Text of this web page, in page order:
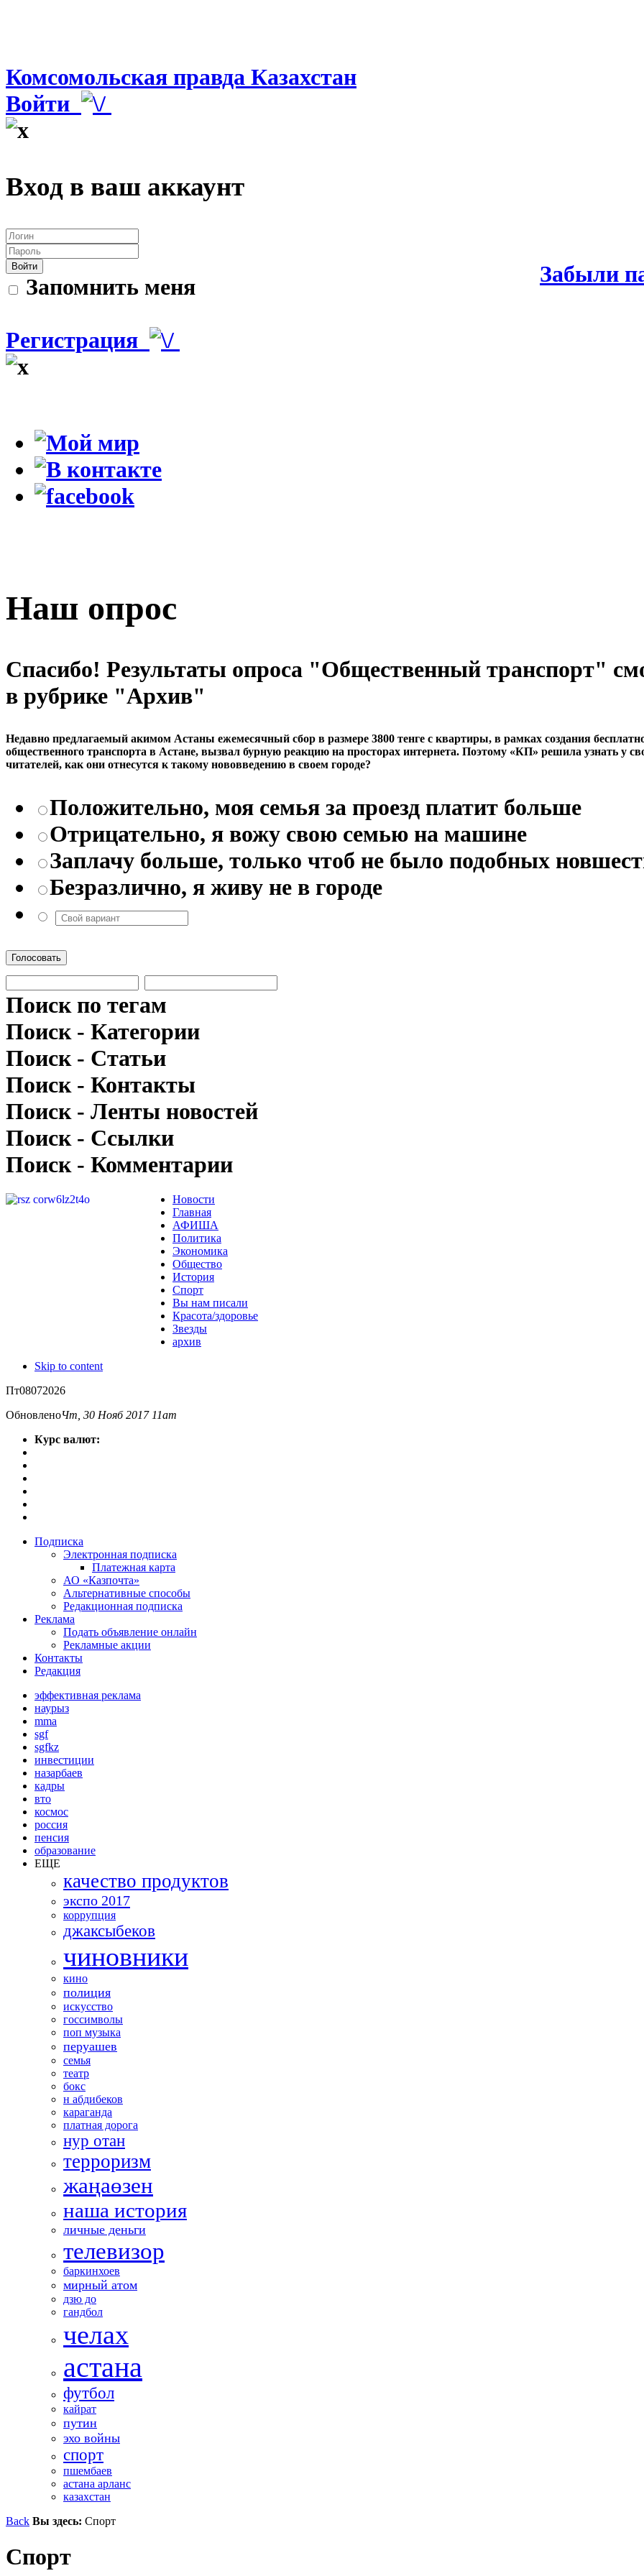
Комсомольская правда Казахстан
Войти
Вход в ваш аккаунт
Войти
Запомнить меня Забыли
Регистрация
Наш опрос
Спасибо! Результаты опроса "Общественный транспорт"
в рубрике "Архив"
Недавно предлагаемый акимом Астаны ежемесячный сбор в размере 3800 тенге с квартиры, в рамках создания
общественного транспорта в Астане, вызвал бурную реакцию на просторах интернета. Поэтому «КП» решила узнать у
читателей, как они отнесутся к такому нововведению в своем городе?
Положительно, моя семья за проезд платит больше
Отрицательно, я вожу свою семью на машине
Заплачу больше, только чтоб не было подобных
Безразлично, я живу не в городе
Голосовать
Поиск по тегам
Поиск - Категории
Поиск - Статьи
Поиск - Контакты
Поиск - Ленты новостей
Поиск - Ссылки
Поиск - Комментарии
Новости
Главная
АФИША
Политика
Экономика
Общество
История
Спорт
Вы нам писали
Красота/здоровье
Звезды
архив
Skip to content
Пт08072026
ОбновленоЧт, 30 Нояб 2017 11am
Курс валют:
Подписка
Электронная подписка
Платежная карта
АО «Казпочта»
Альтернативные способы
Редакционная подписка
Реклама
Подать объявление онлайн
Рекламные акции
Контакты
Редакция
эффективная реклама
наурыз
mma
sgf
sgfkz
инвестиции
назарбаев
кадры
вто
космос
россия
пенсия
образование
ЕЩЕ
качество продуктов
экспо 2017
коррупция
джаксыбеков
чиновники
кино
полиция
искусство
госсимволы
поп музыка
перуашев
семья
театр
бокс
н абдибеков
караганда
платная дорога
нур отан
терроризм
жаңаөзен
наша история
личные деньги
телевизор
баркинхоев
мирный атом
дзю до
гандбол
челах
астана
футбол
кайрат
путин
эхо войны
спорт
пшембаев
астана арланс
казахстан
Back Вы здесь: Спорт
Спорт